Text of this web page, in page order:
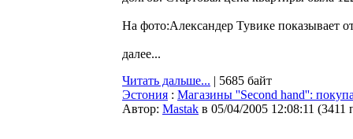
На фото:Александер Тувике показывает
далее...
Читать дальше... | 5685 байт
Эстония : Магазины ''Second hand'':
Автор: Мastak в 05/04/2005 12:08:11 (3411